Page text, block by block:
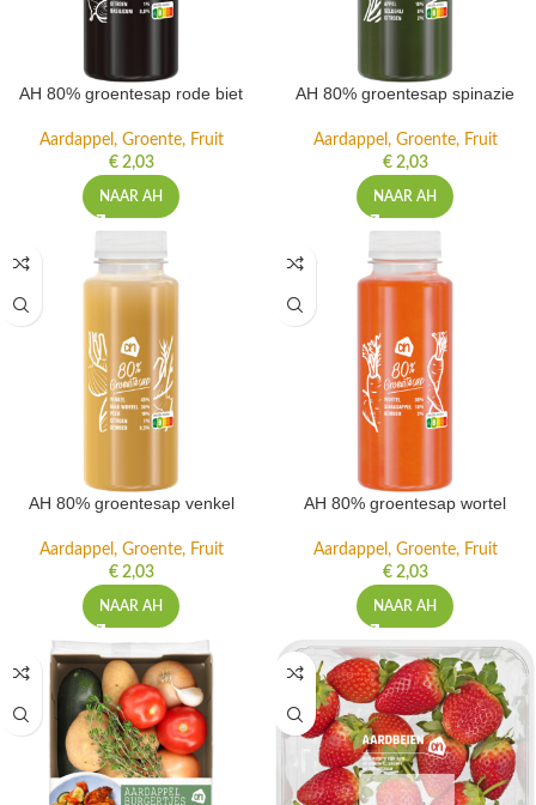
AH 80% groentesap rode biet
Aardappel, Groente, Fruit
€2,03
NAAR AH
AH 80% groentesap spinazie
Aardappel, Groente, Fruit
€2,03
NAAR AH
AH 80% groentesap venkel
Aardappel, Groente, Fruit
€2,03
NAAR AH
AH 80% groentesap wortel
Aardappel, Groente, Fruit
€2,03
NAAR AH